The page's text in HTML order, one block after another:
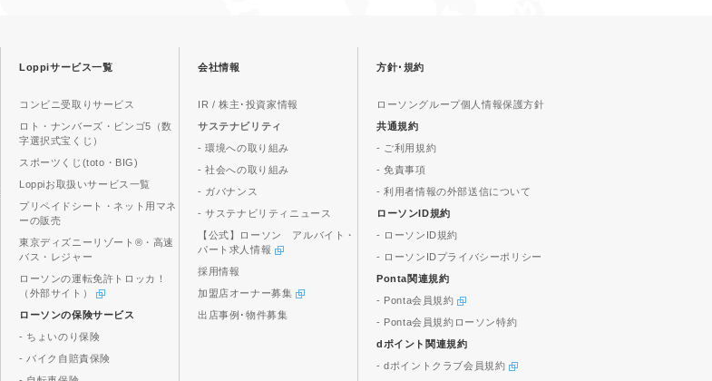
Loppiサービス一覧
コンビニ受取りサービス
ロト・ナンバーズ・ビンゴ5（数
字選択式宝くじ）
スポーツくじ(toto・BIG)
Loppiお取扱いサービス一覧
プリペイドシート・ネット用マネ
ーの販売
東京ディズニーリゾート®・高速
バス・レジャー
ローソンの運転免許トロッカ！
（外部サイト）
ローソンの保険サービス
- ちょいのり保険
- バイク自賠責保険
会社情報
IR / 株主･投資家情報
サステナビリティ
- 環境への取り組み
- 社会への取り組み
- ガバナンス
- サステナビリティニュース
【公式】ローソン アルバイト・
パート求人情報
採用情報
加盟店オーナー募集
出店事例･物件募集
方針･規約
ローソングループ個人情報保護方針
共通規約
- ご利用規約
- 免責事項
- 利用者情報の外部送信について
ローソンID規約
- ローソンID規約
- ローソンIDプライバシーポリシー
Ponta関連規約
- Ponta会員規約
- Ponta会員規約ローソン特約
dポイント関連規約
- dポイントクラブ会員規約